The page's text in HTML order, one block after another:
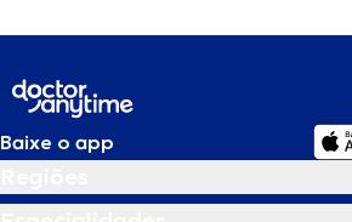
Baixe o app